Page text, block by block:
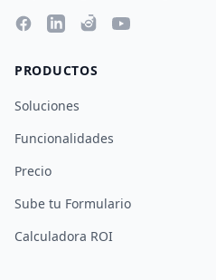
PRODUCTOS
Soluciones
Funcionalidades
Precio
Sube tu Formulario
Calculadora ROI